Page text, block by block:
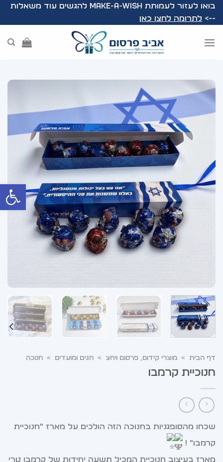
פתח
Skip
to
בואו לעזור לעמותת Make-A-Wish להגשים עוד משאלות
--> לתרומה לחצו כאן
דף הבית » מוצרי קידום, פרסום ויחצ » חגים ומועדים » חנוכה
חנוכיית קרמבו
שכחו מהסופגניות בחנוכה הזה הולכים על מארז "חנוכיית
קרמבו" !
מארז בעיצוב חנוכיית המכיל תשעה יחידות של קרמבו טרי